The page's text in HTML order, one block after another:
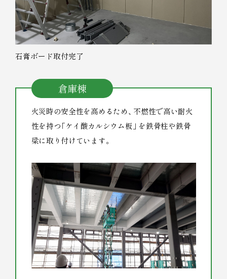
石膏ボード取付完了
倉庫棟
火災時の安全性を高めるため、 不燃性で高い耐火
性を持つ「ケイ酸カルシウム板 」を鉄骨柱や鉄骨
梁に取り付けています。